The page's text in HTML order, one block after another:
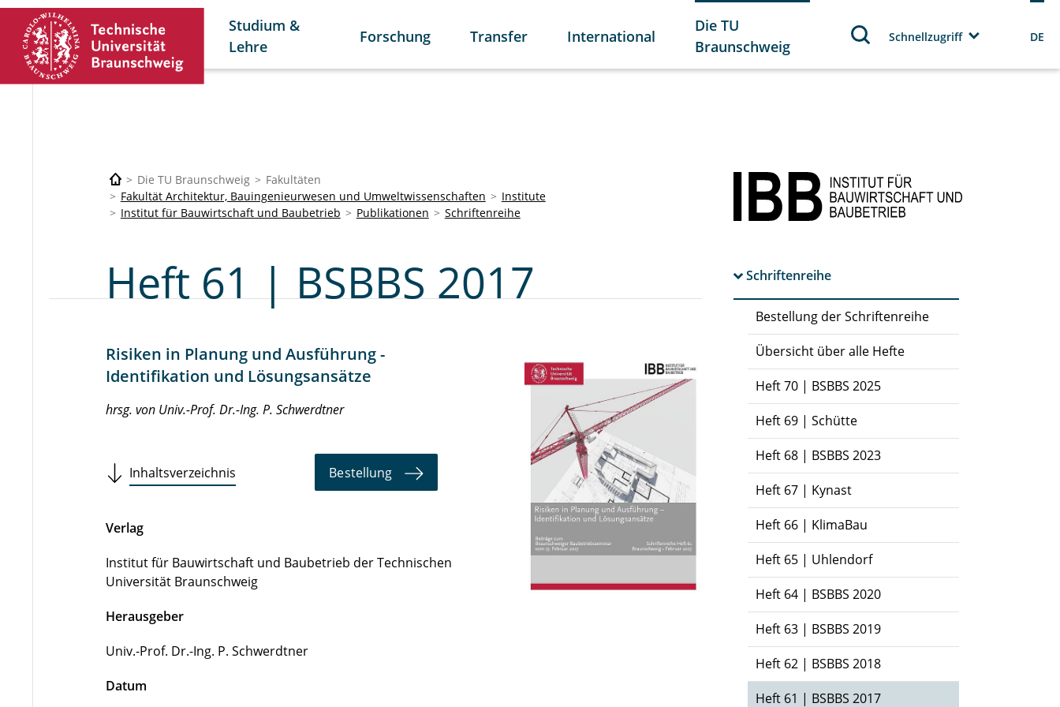
Studium &
Lehre
Forschung Transfer International
Die TU
Braunschweig
Schnellzugriff DE
Die TU Braunschweig
Fakultäten
Fakultät Architektur, Bauingenieurwesen und Umweltwissenschaften
Institute
Institut für Bauwirtschaft und Baubetrieb
Publikationen Schriftenreihe
Schriftenreihe
Bestellung der Schriftenreihe
Übersicht über alle Hefte
Heft 70 | BSBBS 2025
Heft 69 | Schütte
Heft 68 | BSBBS 2023
Heft 67 | Kynast
Heft 66 | KlimaBau
Heft 65 | Uhlendorf
Heft 64 | BSBBS 2020
Heft 63 | BSBBS 2019
Heft 62 | BSBBS 2018
Heft 61 | BSBBS 2017
Heft 61 | BSBBS 2017
Risiken in Planung und Ausführung -
Identifikation und Lösungsansätze
hrsg. von Univ.-Prof. Dr.-Ing. P. Schwerdtner
Inhaltsverzeichnis Bestellung
Verlag
Institut für Bauwirtschaft und Baubetrieb der Technischen
Universität Braunschweig
Herausgeber
Univ.-Prof. Dr.-Ing. P. Schwerdtner
Datum